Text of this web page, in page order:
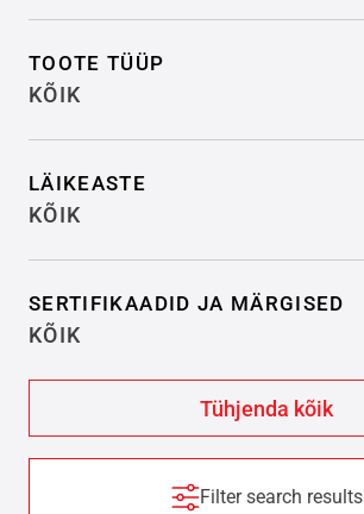
TOOTE TÜÜP
KÕIK
LÄIKEASTE
KÕIK
SERTIFIKAADID JA MÄRGISED
KÕIK
Filter search results